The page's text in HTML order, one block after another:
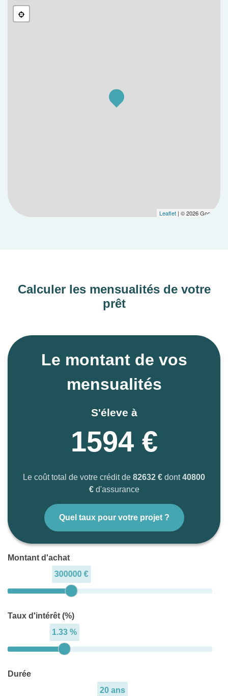
Leaflet | © 2026 Google
Calculer les mensualités de votre
prêt
Le montant de vos
mensualités
S'éleve à
1594 €
Le coût total de votre crédit de 82632 € dont40800
€d'assurance
Quel taux pour votre projet ?
Montant d'achat
300000 €
Taux d'intérêt (%)
1.33 %
Durée
20 ans